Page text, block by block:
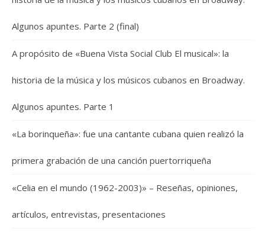
Algunos apuntes. Parte 2 (final)
A propósito de «Buena Vista Social Club El musical»: la
historia de la música y los músicos cubanos en Broadway.
Algunos apuntes. Parte 1
«La borinqueña»: fue una cantante cubana quien realizó la
primera grabación de una canción puertorriqueña
«Celia en el mundo (1962-2003)» – Reseñas, opiniones,
artículos, entrevistas, presentaciones